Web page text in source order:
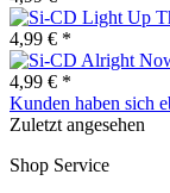
4,99 € *
4,99 € *
Kunden haben sich
Zuletzt angesehen
Shop Service